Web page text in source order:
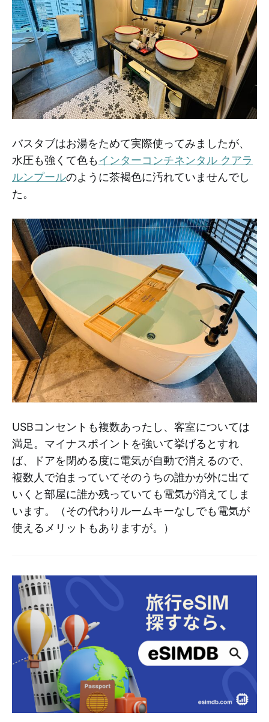
バスタブはお湯をためて実際使ってみましたが、
水圧も強くて色も インターコンチネンタル クアラ
ルンプールのように茶褐色に汚れていませんでし
た。
USBコンセントも複数あったし、客室については
満足。マイナスポイントを強いて挙げるとすれ
ば、ドアを閉める度に電気が自動で消えるので、
複数人で泊まっていてそのうちの誰かが外に出て
いくと部屋に誰か残っていても電気が消えてしま
います。（その代わりルームキーなしでも電気が
使えるメリットもありますが。）